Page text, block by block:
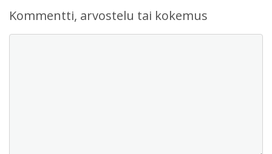
Kommentti, arvostelu tai kokemus